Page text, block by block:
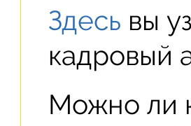
Здесь вы
кадровый
Можно ли